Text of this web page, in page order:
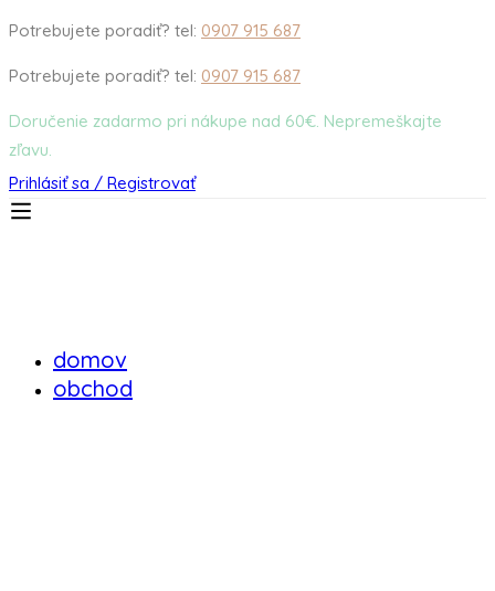
Potrebujete poradiť? tel: 0907 915 687
Potrebujete poradiť? tel: 0907 915 687
Doručenie zadarmo pri nákupe nad 60€. Nepremeškajte
zľavu.
Prihlásiť sa / Registrovať
domov
obchod